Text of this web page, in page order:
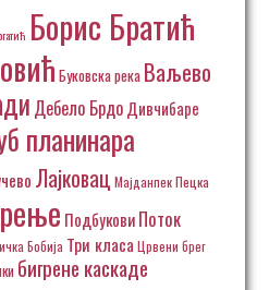
Борис Братић
Буковска река Ваљево
Дебело БрдоДивчибаре
планинара
Лајковац Мајданпек Пецка
ПодбуковиПоток
Бобија Три класа Црвени брег
бигрене каскаде